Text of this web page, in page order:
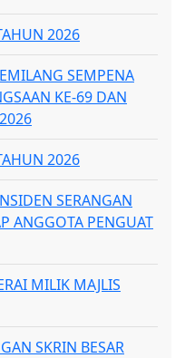
2026
SEMPENA
KE-69 DAN
2026
SERANGAN
ANGGOTA PENGUAT
MILIK MAJLIS
SKRIN BESAR